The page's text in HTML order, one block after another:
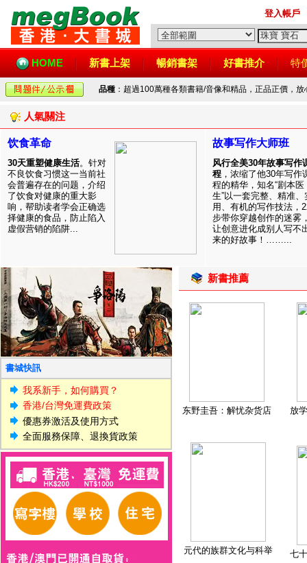
登入帳戶
HOME 新書上架 暢銷書架 好書推介 特
品種 ：超過100萬種各類書籍/音像和精品，正品正價，
人氣關注
饮食革命
30天重塑健康生活。针对
不良饮食习惯这一当前社
会普遍存在的问题，介绍
了饮食对健康的重大影
响，帮助读者学会正确选
择健康的食品，防止陷入
虚假营销的陷阱...
故事写作大师班
风行全美30年故事写作
程 ，浓缩了他30年写作
程的精华，知名“剧本医
生”以一套完整、精准、
用、有机的写作技法，
步带你穿越创作的迷雾
让创意进化成别人写不
来的好故事！……...
書城快訊
我系新手，如何購買？
香港/台灣免運費政策
優惠券激活及使用方式
全面服務保障、退換貨政策
新書推薦
东野圭吾：解忧杂货店 放
元代的族群文化与科举 七